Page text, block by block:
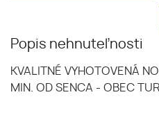
Popis nehnuteľnosti
KVALITNÉ VYHOTOVENÁ
MIN. OD SENCA - OBEC